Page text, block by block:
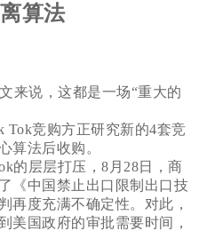
算法
来说，这都是一场“重大的
竞购方正研究新的4套竞
算法后收购。
的层层打压，8月28日，商
《中国禁止出口限制出口技
再度充满不确定性。对此，
美国政府的审批需要时间，